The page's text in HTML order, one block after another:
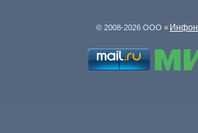
© 2008-2026 ООО « Инфон